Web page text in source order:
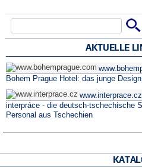
Suchformular
AKTUELLE
Bohem Prague Hotel: das junge
www.interprace.cz
interpráce - die deutsch-tschechische
Personal aus Tschechien